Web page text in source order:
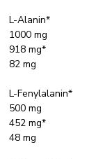
L-Alanin*
1000 mg
918 mg*
82 mg
L-Fenylalanin*
500 mg
452 mg*
48 mg